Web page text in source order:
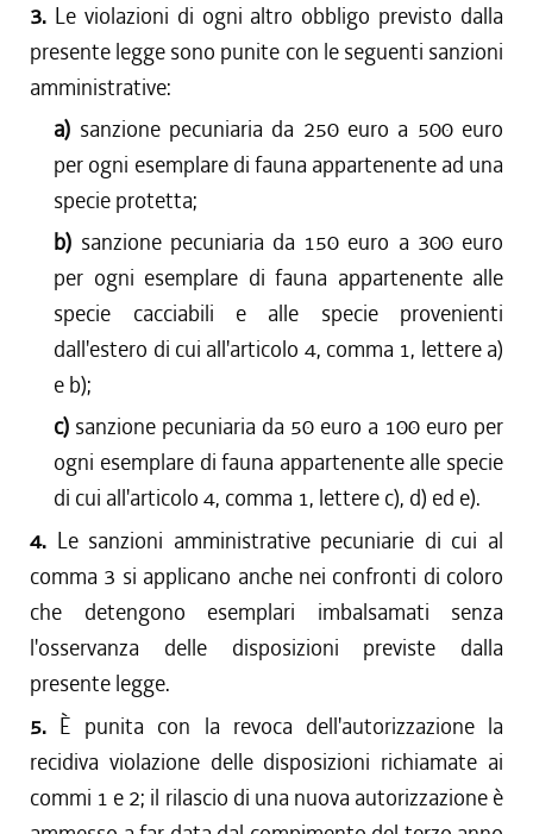
3. Le violazioni di ogni altro obbligo previsto dalla
presente legge sono punite con le seguenti sanzioni
amministrative:
a) sanzione pecuniaria da 250 euro a 500 euro
per ogni esemplare di fauna appartenente ad una
specie protetta;
b) sanzione pecuniaria da 150 euro a 300 euro
per ogni esemplare di fauna appartenente alle
specie cacciabili e alle specie provenienti
dall'estero di cui all'articolo 4, comma 1, lettere a)
e b);
c) sanzione pecuniaria da 50 euro a 100 euro per
ogni esemplare di fauna appartenente alle specie
di cui all'articolo 4, comma 1, lettere c), d) ed e).
4. Le sanzioni amministrative pecuniarie di cui al
comma 3 si applicano anche nei confronti di coloro
che detengono esemplari imbalsamati senza
l'osservanza delle disposizioni previste dalla
presente legge.
5. È punita con la revoca dell'autorizzazione la
recidiva violazione delle disposizioni richiamate ai
commi 1 e 2; il rilascio di una nuova autorizzazione è